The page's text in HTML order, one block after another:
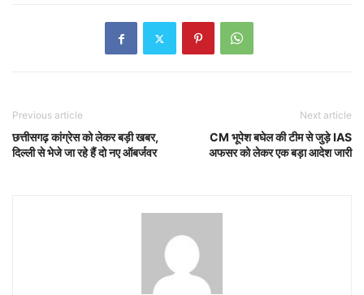
Previous article
छत्तीसगढ़ कांग्रेस को लेकर बड़ी खबर,
दिल्ली से भेजे जा रहे हैं दो नए ऑबर्जवर
Next article
CM भूपेश बघेल की टीम से जुड़े IAS
अफसर को लेकर एक बड़ा आदेश जारी